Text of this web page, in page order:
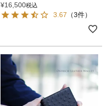
¥16,500税込
3.67 （3件）